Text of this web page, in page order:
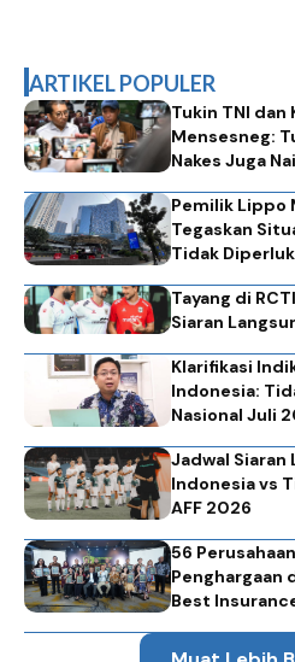
ARTIKEL POPULER
Tukin TNI dan
Mensesneg:
Nakes Juga
Pemilik Lippo
Tegaskan
Tidak
Tayang di
Siaran
Klarifikasi
Indonesia:
Nasional Juli
Jadwal Siaran
Indonesia vs
AFF 2026
56
Best